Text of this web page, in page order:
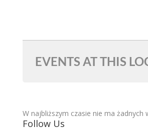
EVENTS AT THIS
W najbliższym czasie nie ma żadnych
Follow Us